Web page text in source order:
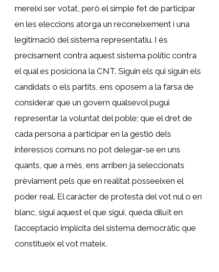
mereixi ser votat, però el simple fet de participar
en les eleccions atorga un reconeixement i una
legitimació del sistema representatiu. I és
precisament contra aquest sistema polític contra
el qual es posiciona la CNT. Siguin els qui siguin els
candidats o els partits, ens oposem a la farsa de
considerar que un govern qualsevol pugui
representar la voluntat del poble; que el dret de
cada persona a participar en la gestió dels
interessos comuns no pot delegar-se en uns
quants, que a més, ens arriben ja seleccionats
prèviament pels que en realitat posseeixen el
poder real. El caràcter de protesta del vot nul o en
blanc, sigui aquest el que sigui, queda diluït en
l’acceptació implícita del sistema democràtic que
constitueix el vot mateix.